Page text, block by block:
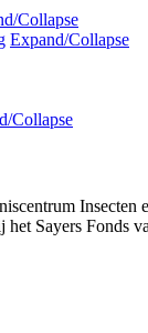
Collapse
Expand/Collapse
Collapse
Sayers Fonds